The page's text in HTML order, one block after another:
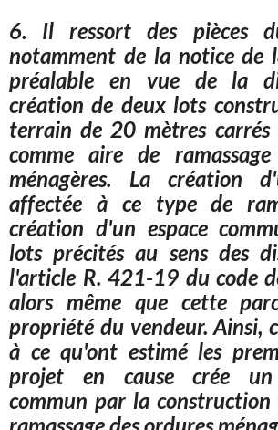
6. Il ressort des pièces
notamment de la notice de
préalable en vue de la
création de deux lots
terrain de 20 mètres carrés
comme aire de
ménagères. La création
affectée à ce type de
création d'un espace
lots précités au sens des
l'article R. 421-19 du code
alors même que cette
propriété du vendeur. Ainsi,
à ce qu'ont estimé les
projet en cause crée un
commun par la